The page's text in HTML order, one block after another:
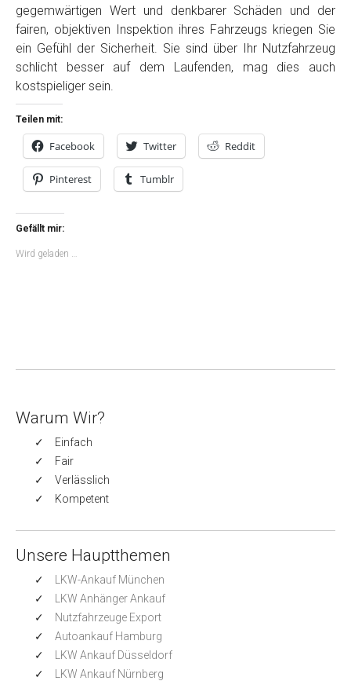
gegemwärtigen Wert und denkbarer Schäden und der
fairen, objektiven Inspektion ihres Fahrzeugs kriegen Sie
ein Gefühl der Sicherheit. Sie sind über Ihr Nutzfahrzeug
schlicht besser auf dem Laufenden, mag dies auch
kostspieliger sein.
Teilen mit:
Facebook Twitter Reddit
Pinterest Tumblr
Gefällt mir:
Wird geladen …
Warum Wir?
Einfach
Fair
Verlässlich
Kompetent
Unsere Hauptthemen
LKW-Ankauf München
LKW Anhänger Ankauf
Nutzfahrzeuge Export
Autoankauf Hamburg
LKW Ankauf Düsseldorf
LKW Ankauf Nürnberg